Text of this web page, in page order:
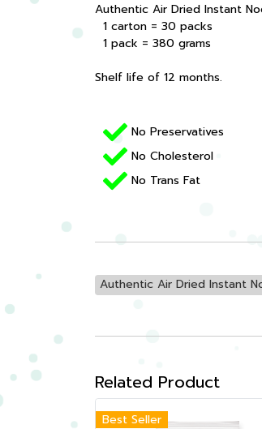
Authentic Air Dried Instant
1 carton = 30 packs
1 pack = 380 grams
Shelf life of 12 months.
No Preservatives
No Cholesterol
No Trans Fat
Authentic Air Dried Instant
Related Product
Best Seller